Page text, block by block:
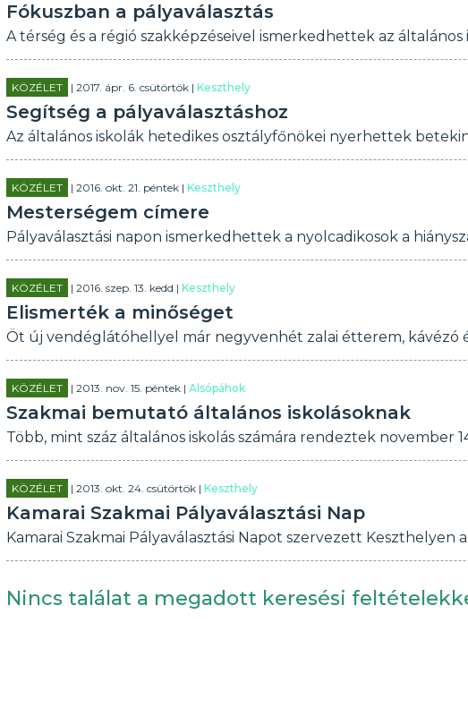
Fókuszban a pályaválasztás
A térség és a régió szakképzéseivel ismerkedhettek az általános
KÖZÉLET | 2017. ápr. 6. csütörtök | Keszthely
Segítség a pályaválasztáshoz
Az általános iskolák hetedikes osztályfőnökei nyerhettek
KÖZÉLET | 2016. okt. 21. péntek | Keszthely
Mesterségem címere
Pályaválasztási napon ismerkedhettek a nyolcadikosok a
KÖZÉLET | 2016. szep. 13. kedd | Keszthely
Elismerték a minőséget
Öt új vendéglátóhellyel már negyvenhét zalai étterem, kávézó
KÖZÉLET | 2013. nov. 15. péntek | Alsópáhok
Szakmai bemutató általános iskolásoknak
Több, mint száz általános iskolás számára rendeztek november
KÖZÉLET | 2013. okt. 24. csütörtök | Keszthely
Kamarai Szakmai Pályaválasztási Nap
Kamarai Szakmai Pályaválasztási Napot szervezett Keszthelyen
Nincs találat a megadott keresési